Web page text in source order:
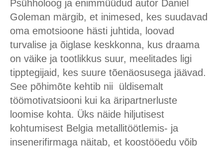
Psühholoog ja enimmüüdud autor Daniel
Goleman märgib, et inimesed, kes suudavad
oma emotsioone hästi juhtida, loovad
turvalise ja õiglase keskkonna, kus draama
on väike ja tootlikkus suur, meelitades ligi
tipptegijaid, kes suure tõenäosusega jäävad.
See põhimõte kehtib nii üldisemalt
töömotivatsiooni kui ka äripartnerluste
loomise kohta. Üks näide hiljutisest
kohtumisest Belgia metallitöötlemis- ja
insenerifirmaga näitab, et koostööedu võib